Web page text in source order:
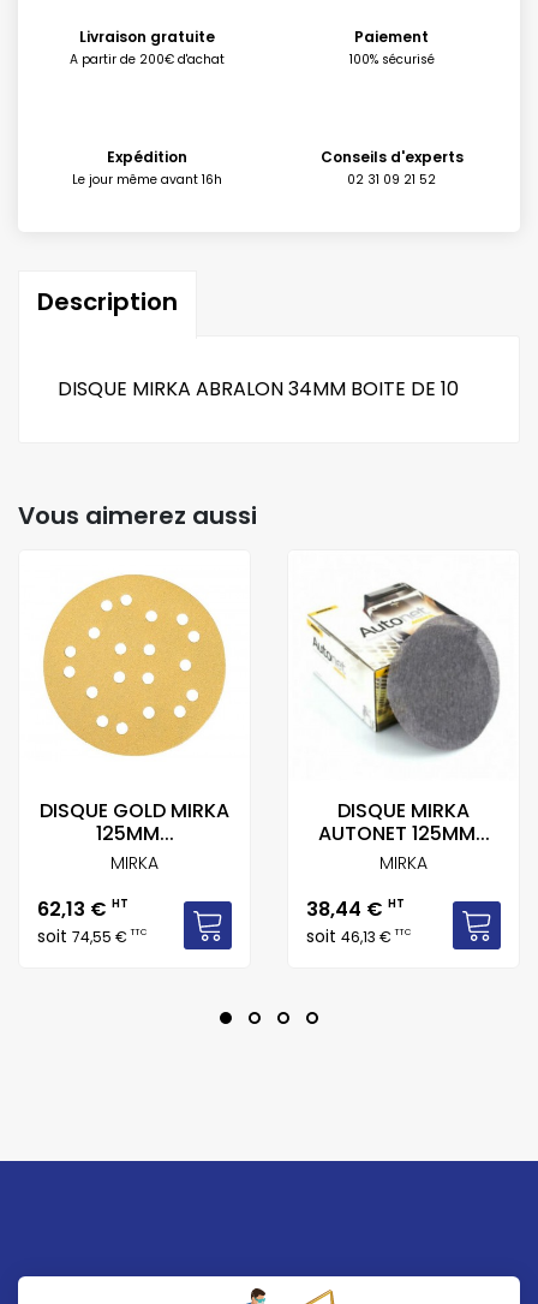
Livraison gratuite
A partir de 200€ d'achat
Paiement
100% sécurisé
Expédition
Le jour même avant 16h
Conseils d'experts
02 31 09 21 52
Description
DISQUE MIRKA ABRALON 34MM BOITE DE 10
Vous aimerez aussi
DISQUE GOLD MIRKA
125MM...
MIRKA
Prix
62,13 € HT
soit 74,55 €TTC
DISQUE MIRKA
AUTONET 125MM...
MIRKA
Prix
38,44 € HT
soit 46,13 €TTC